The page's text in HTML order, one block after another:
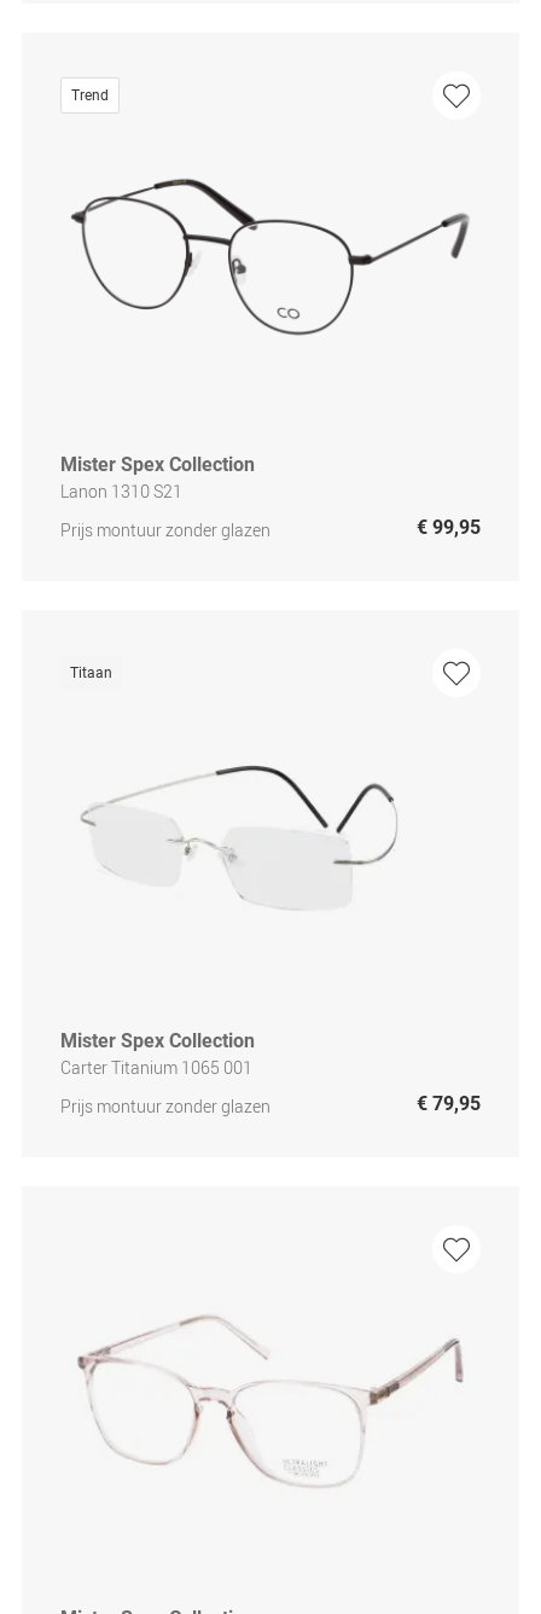
Trend
Mister Spex Collection
Lanon 1310 S21
Prijs montuur zonder glazen
€ 99,95
Titaan
Mister Spex Collection
Carter Titanium 1065 001
Prijs montuur zonder glazen
€ 79,95